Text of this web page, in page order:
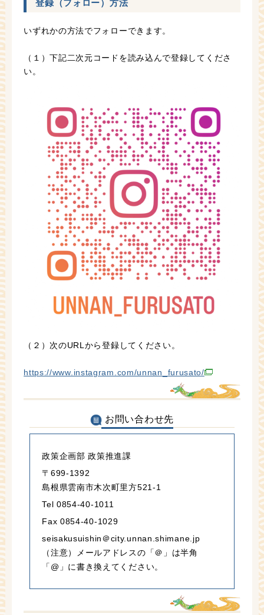
登録（フォロー）方法
いずれかの方法でフォローできます。
（１）下記二次元コードを読み込んで登録してくださ
い。
（２）次のURLから登録してください。
https://www.instagram.com/unnan_furusato/
お問い合わせ先
政策企画部 政策推進課
〒699-1392
島根県雲南市木次町里方521-1
Tel 0854-40-1011
Fax 0854-40-1029
seisakusuishin＠city.unnan.shimane.jp
（注意）メールアドレスの「＠」は半角
「@」に書き換えてください。